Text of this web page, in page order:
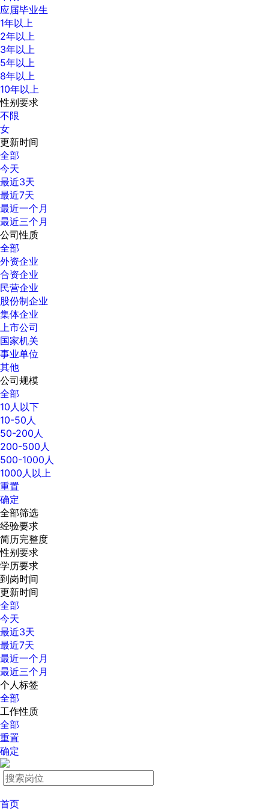
应届毕业生
1年以上
2年以上
3年以上
5年以上
8年以上
10年以上
性别要求
不限
女
更新时间
全部
今天
最近3天
最近7天
最近一个月
最近三个月
公司性质
全部
外资企业
合资企业
民营企业
股份制企业
集体企业
上市公司
国家机关
事业单位
其他
公司规模
全部
10人以下
10-50人
50-200人
200-500人
500-1000人
1000人以上
重置
确定
全部筛选
经验要求
简历完整度
性别要求
学历要求
到岗时间
更新时间
全部
今天
最近3天
最近7天
最近一个月
最近三个月
个人标签
全部
工作性质
全部
重置
确定
首页